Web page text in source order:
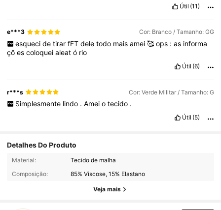
Útil (11)
e***3 Cor: Branco / Tamanho: GG
esqueci de tirar fFT dele todo mais amei 🥰 ops : as informa
çõescoloqueialeató rio
Útil (6)
r***s Cor: Verde Militar / Tamanho: G
Simplesmente lindo . Amei o tecido .
Útil (5)
Detalhes Do Produto
Material:
Tecido de malha
Composição:
85% Viscose, 15% Elastano
Veja mais
2.7K Seguidores
2.7K Seguidores